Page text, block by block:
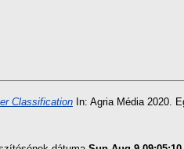
Classification In: Agria Média 2020.